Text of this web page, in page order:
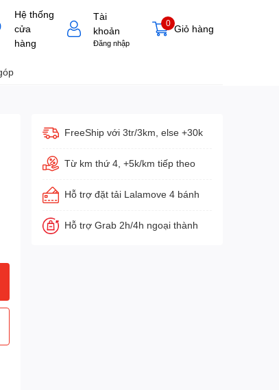
Hệ thống
cửa
hàng
Tài
khoản
Đăng nhập
Giỏ hàng
0
FreeShip với 3tr/3km, else +30k
Từ km thứ 4, +5k/km tiếp theo
Hỗ trợ đặt tải Lalamove 4 bánh
Hỗ trợ Grab 2h/4h ngoại thành